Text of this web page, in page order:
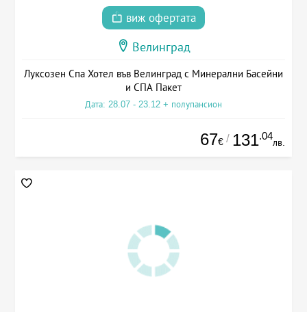
виж офертата
Велинград
Луксозен Спа Хотел във Велинград с Минерални Басейни
и СПА Пакет
Дата: 28.07 - 23.12 + полупансион
67€ / 131.04
лв.